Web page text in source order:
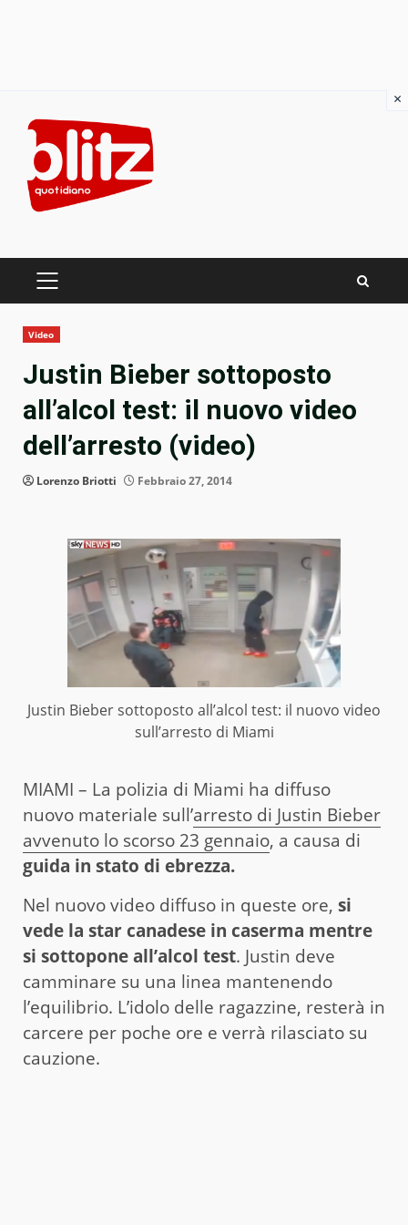
content
PRIMARY
Video
Justin Bieber sottoposto
all’alcol test: il nuovo video
dell’arresto (video)
Lorenzo Briotti Febbraio 27, 2014
Justin Bieber sottoposto all’alcol test: il nuovo video
sull’arresto di Miami
MIAMI – La polizia di Miami ha diffuso
nuovo materiale sull’arresto di Justin Bieber
avvenuto lo scorso 23 gennaio, a causa di
guida in stato di ebrezza.
Nel nuovo video diffuso in queste ore, si
vede la star canadese in caserma mentre
si sottopone all’alcol test. Justin deve
camminare su una linea mantenendo
l’equilibrio. L’idolo delle ragazzine, resterà in
carcere per poche ore e verrà rilasciato su
cauzione.
×